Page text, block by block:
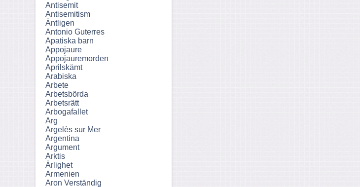
Antisemit
Antisemitism
Äntligen
Antonio Guterres
Apatiska barn
Appojaure
Appojauremorden
Aprilskämt
Arabiska
Arbete
Arbetsbörda
Arbetsrätt
Arbogafallet
Arg
Argelès sur Mer
Argentina
Argument
Arktis
Ärlighet
Armenien
Aron Verständig